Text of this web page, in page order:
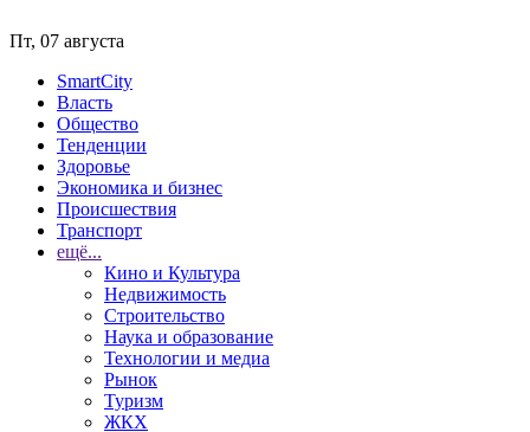
Пт, 07 августа
SmartCity
Власть
Общество
Тенденции
Здоровье
Экономика и бизнес
Происшествия
Транспорт
ещё...
Кино и Культура
Недвижимость
Строительство
Наука и образование
Технологии и медиа
Рынок
Туризм
ЖКХ